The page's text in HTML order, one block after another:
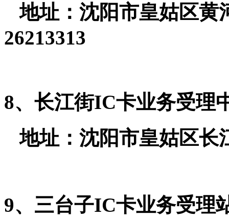
地址：沈阳市皇姑区黄
26213313
8、长江街IC卡业务受理
地址：沈阳市皇姑区长
9、三台子IC卡业务受理